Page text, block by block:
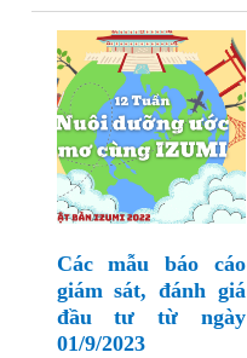
Các mẫu báo cáo
giám sát, đánh giá
đầu tư từ ngày
01/9/2023